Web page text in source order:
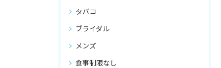
タバコ
ブライダル
メンズ
食事制限なし